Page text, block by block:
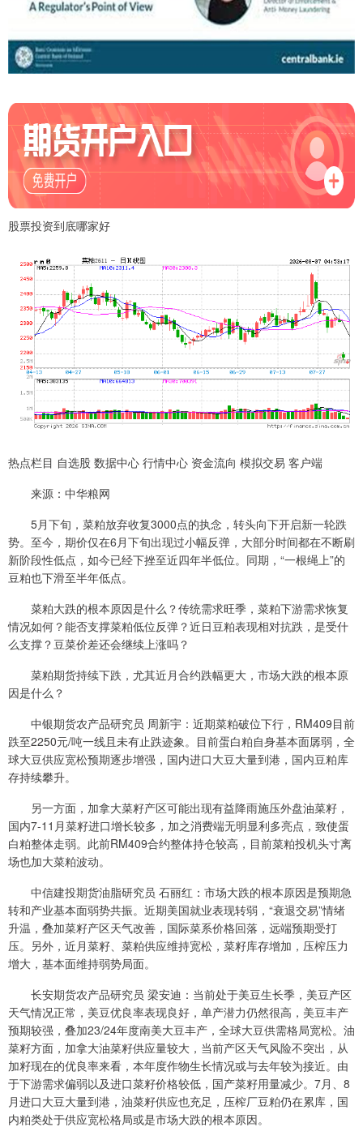
股票投资到底哪家好
热点栏目 自选股 数据中心 行情中心 资金流向 模拟交易 客户端
来源：中华粮网
5月下旬，菜粕放弃收复3000点的执念，转头向下开启新一轮跌
势。至今，期价仅在6月下旬出现过小幅反弹，大部分时间都在不断刷
新阶段性低点，如今已经下挫至近四年半低位。同期，“一根绳上”的
豆粕也下滑至半年低点。
菜粕大跌的根本原因是什么？传统需求旺季，菜粕下游需求恢复
情况如何？能否支撑菜粕低位反弹？近日豆粕表现相对抗跌，是受什
么支撑？豆菜价差还会继续上涨吗？
菜粕期货持续下跌，尤其近月合约跌幅更大，市场大跌的根本原
因是什么？
中银期货农产品研究员 周新宇：近期菜粕破位下行，RM409目前
跌至2250元/吨一线且未有止跌迹象。目前蛋白粕自身基本面孱弱，全
球大豆供应宽松预期逐步增强，国内进口大豆大量到港，国内豆粕库
存持续攀升。
另一方面，加拿大菜籽产区可能出现有益降雨施压外盘油菜籽，
国内7-11月菜籽进口增长较多，加之消费端无明显利多亮点，致使蛋
白粕整体走弱。此前RM409合约整体持仓较高，目前菜粕投机头寸离
场也加大菜粕波动。
中信建投期货油脂研究员 石丽红：市场大跌的根本原因是预期急
转和产业基本面弱势共振。近期美国就业表现转弱，“衰退交易”情绪
升温，叠加菜籽产区天气改善，国际菜系价格回落，远端预期受打
压。另外，近月菜籽、菜粕供应维持宽松，菜籽库存增加，压榨压力
增大，基本面维持弱势局面。
长安期货农产品研究员 梁安迪：当前处于美豆生长季，美豆产区
天气情况正常，美豆优良率表现良好，单产潜力仍然很高，美豆丰产
预期较强，叠加23/24年度南美大豆丰产，全球大豆供需格局宽松。油
菜籽方面，加拿大油菜籽供应量较大，当前产区天气风险不突出，从
加籽现在的优良率来看，本年度作物生长情况或与去年较为接近。由
于下游需求偏弱以及进口菜籽价格较低，国产菜籽用量减少。7月、8
月进口大豆大量到港，油菜籽供应也充足，压榨厂豆粕仍在累库，国
内粕类处于供应宽松格局或是市场大跌的根本原因。